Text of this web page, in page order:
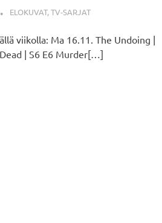
ELOKUVAT,TV-SARJAT
viikolla: Ma 16.11. The Undoing |
| S6 E6 Murder[…]